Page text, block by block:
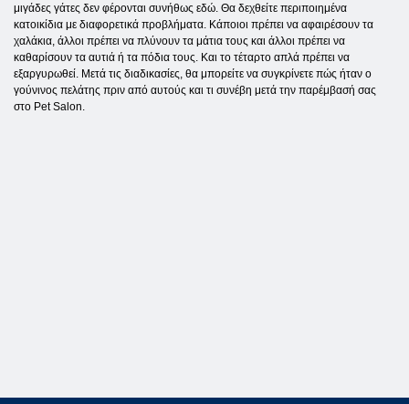
μιγάδες γάτες δεν φέρονται συνήθως εδώ. Θα δεχθείτε περιποιημένα
κατοικίδια με διαφορετικά προβλήματα. Κάποιοι πρέπει να αφαιρέσουν τα
χαλάκια, άλλοι πρέπει να πλύνουν τα μάτια τους και άλλοι πρέπει να
καθαρίσουν τα αυτιά ή τα πόδια τους. Και το τέταρτο απλά πρέπει να
εξαργυρωθεί. Μετά τις διαδικασίες, θα μπορείτε να συγκρίνετε πώς ήταν ο
γούνινος πελάτης πριν από αυτούς και τι συνέβη μετά την παρέμβασή σας
στο Pet Salon.